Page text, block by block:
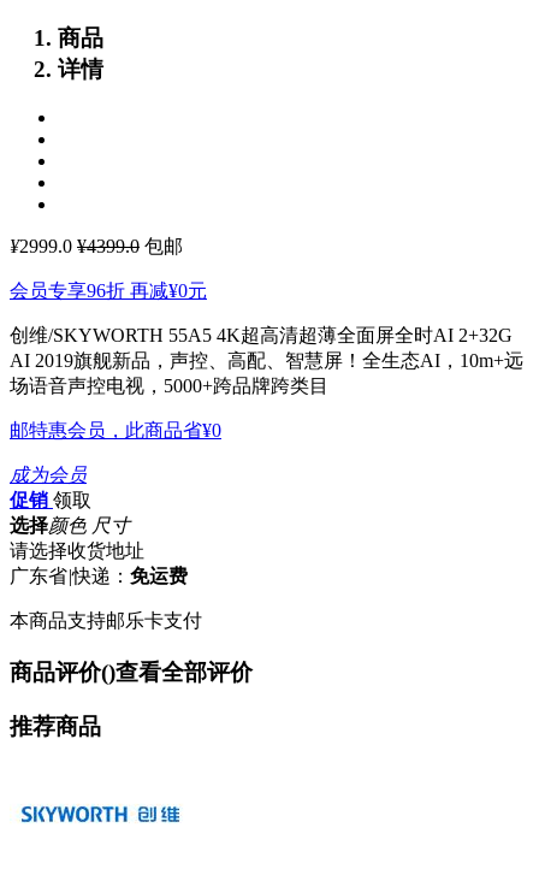
商品
详情
¥2999.0 ¥4399.0 包邮
会员专享96折 再减¥0元
创维/SKYWORTH 55A5 4K超高清超薄全面屏全时AI 2+32G
AI 2019旗舰新品，声控、高配、智慧屏！全生态AI，10m+远
场语音声控电视，5000+跨品牌跨类目
邮特惠会员，此商品省¥0
成为会员
促销 领取
选择颜色 尺寸
请选择收货地址
广东省|快递： 免运费
本商品支持邮乐卡支付
商品评价()查看全部评价
推荐商品